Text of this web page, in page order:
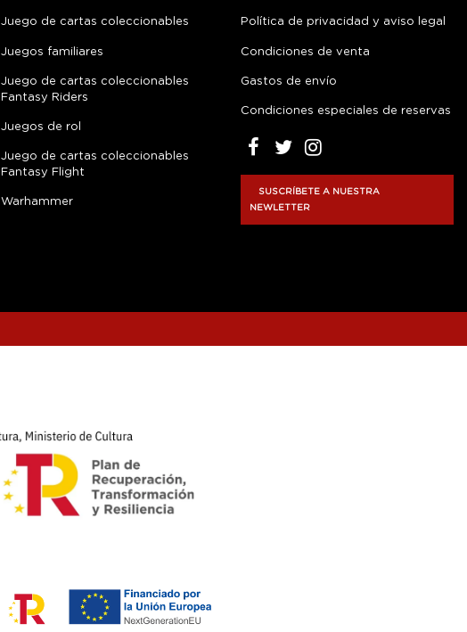
Juego de cartas coleccionables
Juegos familiares
Juego de cartas coleccionables
Fantasy Riders
Juegos de rol
Juego de cartas coleccionables
Fantasy Flight
Warhammer
Política de privacidad y aviso legal
Condiciones de venta
Gastos de envío
Condiciones especiales de reservas
SUSCRÍBETE A NUESTRA
NEWLETTER